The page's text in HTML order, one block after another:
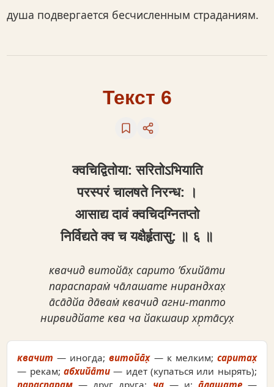
душа подвергается бесчисленным страданиям.
Текст 6
क्‍वचिद्वितोया: सरितोऽभियाति
परस्परं चालषते निरन्ध: ।
आसाद्य दावं क्‍वचिदग्नितप्तो
निर्विद्यते क्‍व च यक्षैर्हृतासु: ॥ ६ ॥
квачид витойа̄х̣ сарито ’бхийа̄ти
параспарам̇ ча̄лашате нирандхах̣
а̄са̄дйа да̄вам̇ квачид агни-тапто
нирвидйате ква ча йакшаир хр̣та̄сух̣
квачит — иногда;витойа̄х̣— к мелким; саритах̣
— рекам; абхийа̄ти— идет (купаться или нырять);
параспарам — друг друга; ча— и; а̄лашате—